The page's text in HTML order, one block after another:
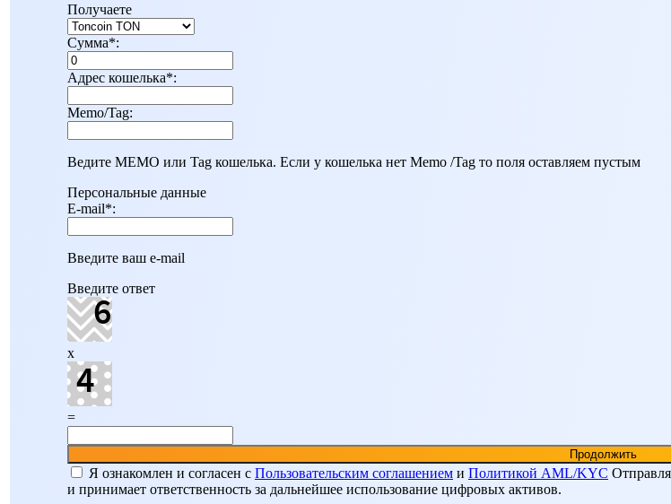
Получаете
Сумма*:
Адрес кошелька*:
Memo/Tag:
Ведите MEMO или Tag кошелька. Если у кошелька нет Мemo /Tag то поля оставляем пустым
Персональные данные
E-mail*:
Введите ваш e-mail
Введите ответ
x
=
Я ознакомлен и согласен c Пользовательским соглашением и Политикой AML/KYC
и принимает ответственность за дальнейшее использование цифровых активов.